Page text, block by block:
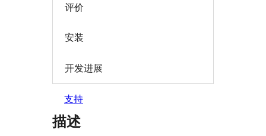
评价
安装
开发进展
支持
描述